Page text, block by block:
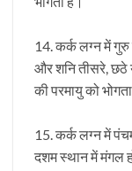
14. कर्क लग्न में गुरु
और शनि तीसरे, छठे
की परमायु को
15. कर्क लग्न में
दशम स्थान में मंगल